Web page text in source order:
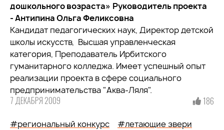
дошкольного возраста» Руководитель проекта
- Антипина Ольга Феликсовна
Кандидат педагогических наук, Директор детской
школы искусств, Высшая управленческая
категория, Преподаватель Ирбитского
гуманитарного колледжа. Имеет успешный опыт
реализации проекта в сфере социального
предпринимательства "Аква-Ляля".
7 ДЕКАБРЯ 2009 186
#региональный конкурс
#летающие звери